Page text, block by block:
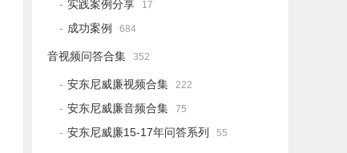
实践案例分享 17
成功案例 684
音视频问答合集 352
安东尼威廉视频合集 222
安东尼威廉音频合集 75
安东尼威廉15-17年问答系列 55